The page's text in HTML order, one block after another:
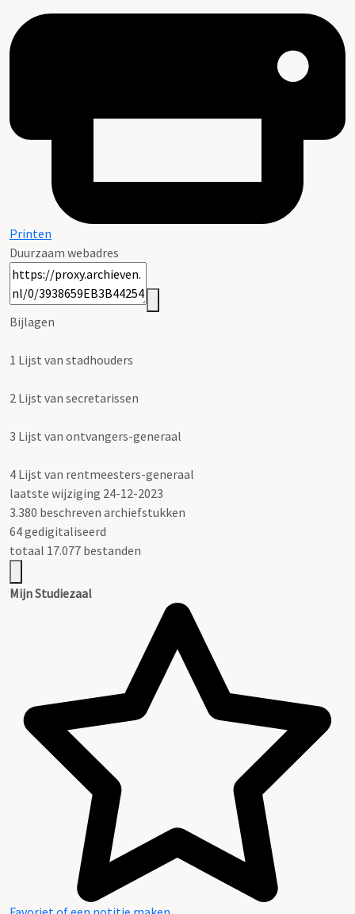
Printen
Duurzaam webadres
Bijlagen
1 Lijst van stadhouders
2 Lijst van secretarissen
3 Lijst van ontvangers-generaal
4 Lijst van rentmeesters-generaal
laatste wijziging 24-12-2023
3.380 beschreven archiefstukken
64 gedigitaliseerd
totaal 17.077 bestanden
Mijn Studiezaal